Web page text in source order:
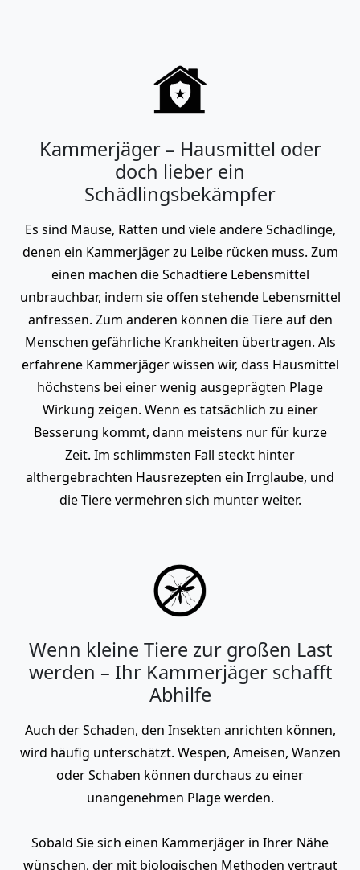
Kammerjäger – Hausmittel oder
doch lieber ein
Schädlingsbekämpfer
Es sind Mäuse, Ratten und viele andere Schädlinge,
denen ein Kammerjäger zu Leibe rücken muss. Zum
einen machen die Schadtiere Lebensmittel
unbrauchbar, indem sie offen stehende Lebensmittel
anfressen. Zum anderen können die Tiere auf den
Menschen gefährliche Krankheiten übertragen. Als
erfahrene Kammerjäger wissen wir, dass Hausmittel
höchstens bei einer wenig ausgeprägten Plage
Wirkung zeigen. Wenn es tatsächlich zu einer
Besserung kommt, dann meistens nur für kurze
Zeit. Im schlimmsten Fall steckt hinter
althergebrachten Hausrezepten ein Irrglaube, und
die Tiere vermehren sich munter weiter.
Wenn kleine Tiere zur großen Last
werden – Ihr Kammerjäger schafft
Abhilfe
Auch der Schaden, den Insekten anrichten können,
wird häufig unterschätzt. Wespen, Ameisen, Wanzen
oder Schaben können durchaus zu einer
unangenehmen Plage werden.
Sobald Sie sich einen Kammerjäger in Ihrer Nähe
wünschen, der mit biologischen Methoden vertraut